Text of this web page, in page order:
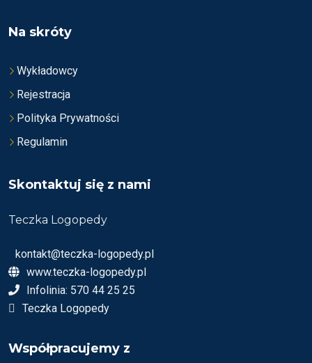
Na skróty
Wykładowcy
Rejestracja
Polityka Prywatności
Regulamin
Skontaktuj się z nami
Teczka Logopedy
kontakt@teczka-logopedy.pl
www.teczka-logopedy.pl
Infolinia: 570 44 25 25
Teczka Logopedy
Współpracujemy z